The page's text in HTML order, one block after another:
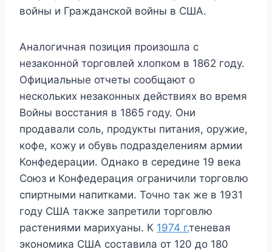
войны и Гражданской войны в США.
Аналогичная позиция произошла с
незаконной торговлей хлопком в 1862 году.
Официальные отчеты сообщают о
нескольких незаконных действиях во время
Войны восстания в 1865 году. Они
продавали соль, продукты питания, оружие,
кофе, кожу и обувь подразделениям армии
Конфедерации. Однако в середине 19 века
Союз и Конфедерация ограничили торговлю
спиртными напитками. Точно так же в 1931
году США также запретили торговлю
растениями марихуаны. К 1974 г.теневая
экономика США составила от 120 до 180